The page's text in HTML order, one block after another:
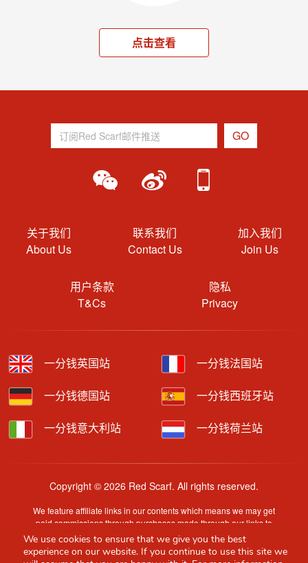
点击查看
关于我们
About Us
联系我们
Contact Us
加入我们
Join Us
用户条款
T&Cs
隐私
Privacy
一分钱英国站 一分钱法国站
一分钱德国站 一分钱西班牙站
一分钱意大利站 一分钱荷兰站
Copyright © 2026 Red Scarf. All rights reserved.
We feature affiliate links in our contents which means we may get
paid commissions through purchases made through our links to
retailer sites.
Content is provided by users, brands or merchants. Some
information may have been generated by AI and is provided for
We use cookies to ensure that we give you the best
experience on our website. If you continue to use this site we